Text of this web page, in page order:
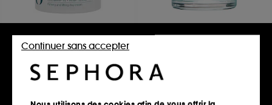
SEASONLY
Recharge Crème TensioLift
1
À partir de
72,00€
MERCI HANDY
21,00€
Continuer sans accepter